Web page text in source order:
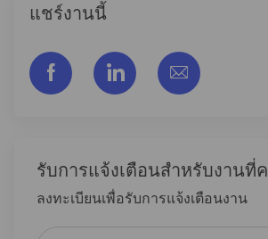
แชร์งานนี้
แชร์ผ่าน Facebook
แชร์ผ่าน LinkedIn
แชร์ผ่านอีเ
รับการแจ้งเตือนสําหรับงานที่
ลงทะเบียนเพื่อรับการแจ้งเตือนงาน